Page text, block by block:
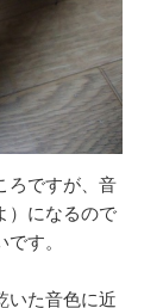
ろですが、音
）になるので
す。
いた音色に近